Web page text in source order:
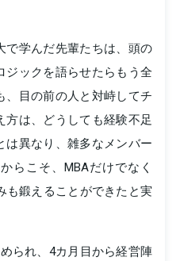
で学んだ先輩たちは、頭の
ジックを語らせたらもう全
、目の前の人と対峙してチ
は、どうしても経験不足
は異なり、雑多なメンバー
らこそ、MBAだけでなく
も鍛えることができたと実
られ、4カ月目から経営陣